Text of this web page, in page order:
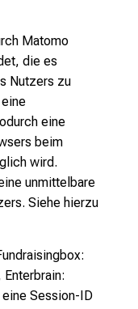
Matomo
die es
Nutzers zu
eine
beim
wird.
unmittelbare
Siehe hierzu
Enterbrain:
Session-ID